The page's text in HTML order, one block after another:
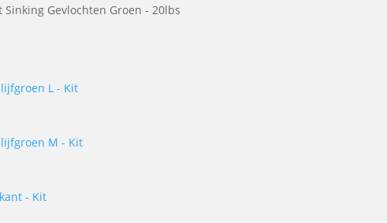
Sinking Gevlochten Groen - 20lbs
L - Kit
M - Kit
- Kit